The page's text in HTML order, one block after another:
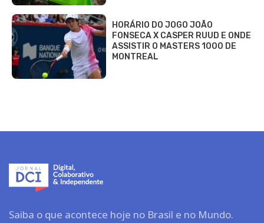
HORÁRIO DO JOGO JOÃO
FONSECA X CASPER RUUD E ONDE
ASSISTIR O MASTERS 1000 DE
MONTREAL
Saiba o que acontece hoje no Brasil e no Mundo.